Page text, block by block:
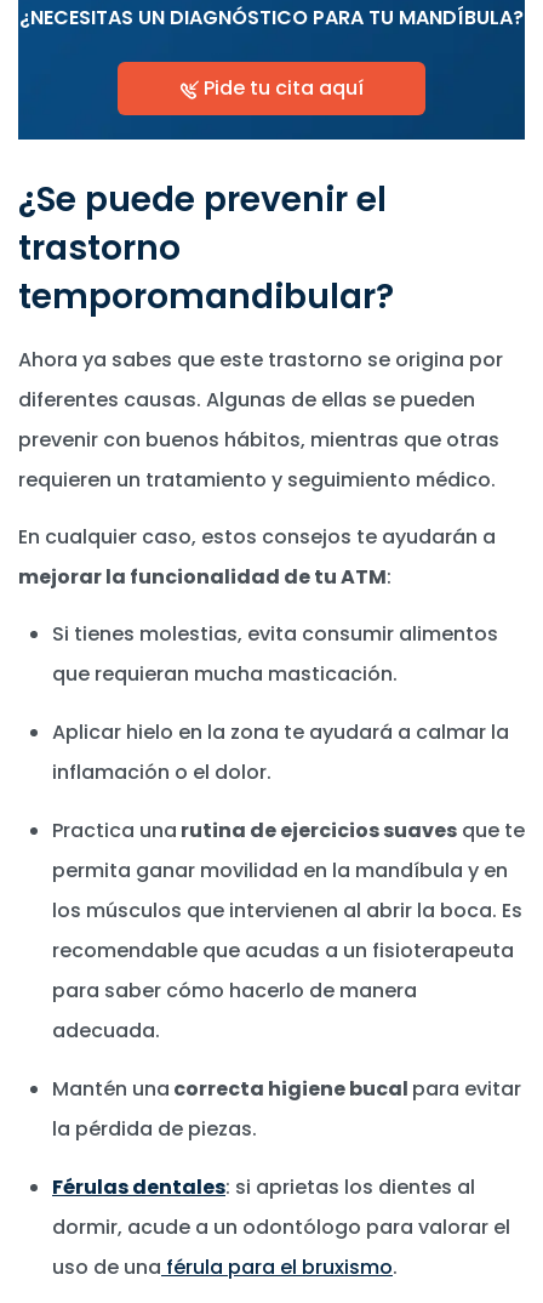
¿NECESITAS UN DIAGNÓSTICO PARA TU MANDÍBULA?
Pide tu cita aquí
¿Se puede prevenir el
trastorno
temporomandibular?
Ahora ya sabes que este trastorno se origina por
diferentes causas. Algunas de ellas se pueden
prevenir con buenos hábitos, mientras que otras
requieren un tratamiento y seguimiento médico.
En cualquier caso, estos consejos te ayudarán a
mejorar la funcionalidad de tu ATM:
Si tienes molestias, evita consumir alimentos
que requieran mucha masticación.
Aplicar hielo en la zona te ayudará a calmar la
inflamación o el dolor.
Practica una rutina de ejercicios suaves que te
permita ganar movilidad en la mandíbula y en
los músculos que intervienen al abrir la boca. Es
recomendable que acudas a un fisioterapeuta
para saber cómo hacerlo de manera
adecuada.
Mantén una correcta higiene bucal para evitar
la pérdida de piezas.
Férulas dentales: si aprietas los dientes al
dormir, acude a un odontólogo para valorar el
uso de una férula para el bruxismo.